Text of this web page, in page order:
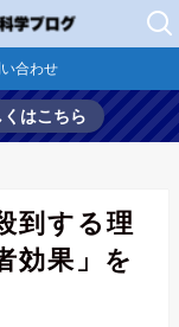
合わせ
はこちら
到する理
効果」を